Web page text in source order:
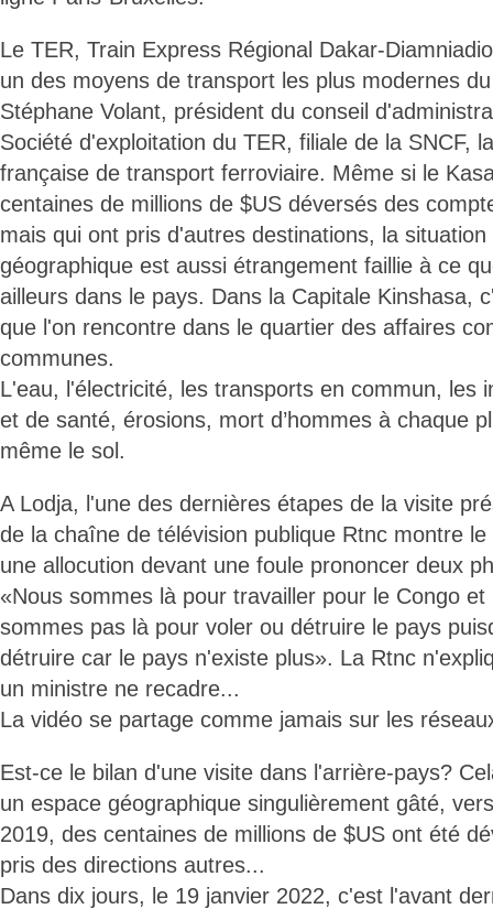
Le TER, Train Express Régional Dakar-
un des moyens de transport les plus modernes
Stéphane Volant, président du conseil
Société d'exploitation du TER, filiale de la SNCF,
française de transport ferroviaire. Même si le
centaines de millions de $US déversés des
mais qui ont pris d'autres destinations, la
géographique est aussi étrangement faillie à ce
ailleurs dans le pays. Dans la Capitale Kinshasa,
que l'on rencontre dans le quartier des affaires
communes.
L'eau, l'électricité, les transports en commun, les
et de santé, érosions, mort d’hommes à chaque
même le sol.
A Lodja, l'une des dernières étapes de la visite
de la chaîne de télévision publique Rtnc montre
une allocution devant une foule prononcer deux
«Nous sommes là pour travailler pour le Congo
sommes pas là pour voler ou détruire le pays
détruire car le pays n'existe plus». La Rtnc
un ministre ne recadre...
La vidéo se partage comme jamais sur les
Est-ce le bilan d'une visite dans l'arrière-pays?
un espace géographique singulièrement gâté,
2019, des centaines de millions de $US ont été
pris des directions autres...
Dans dix jours, le 19 janvier 2022, c'est l'avant